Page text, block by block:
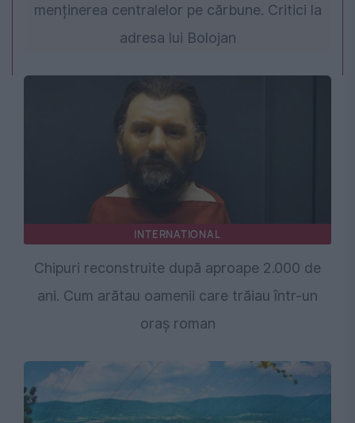
menținerea centralelor pe cărbune. Critici la
adresa lui Bolojan
INTERNATIONAL
Chipuri reconstruite după aproape 2.000 de
ani. Cum arătau oamenii care trăiau într-un
oraș roman